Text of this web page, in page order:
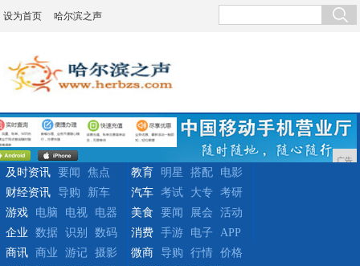
设为首页 哈尔滨之声
广告
及时资讯 要闻
焦点
财经资讯
导购 新车
教育 明星 搭配
电影
汽车
考试 大专
考研
游戏
电脑 电视
电器
企业
数据 识别 数码
美食 要闻 展会
活动
消费
手游 电子
APP
商讯
商业 游记
摄影
微商 导购 行情
价格